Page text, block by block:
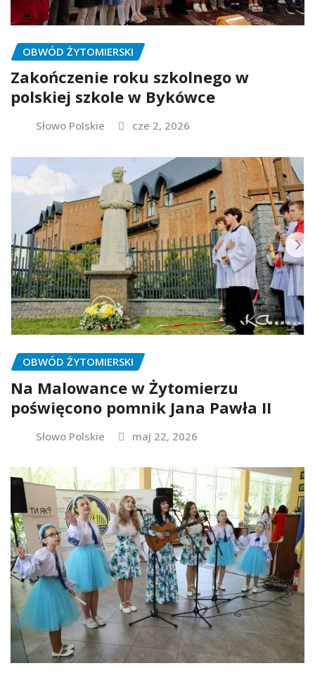
OBWÓD ŻYTOMIERSKI
Zakończenie roku szkolnego w
polskiej szkole w Bykówce
Słowo Polskie cze 2, 2026
OBWÓD ŻYTOMIERSKI
Na Malowance w Żytomierzu
poświęcono pomnik Jana Pawła II
Słowo Polskie maj 22, 2026